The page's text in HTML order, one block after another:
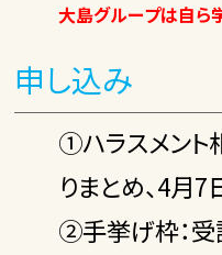
大島グループは自ら
申し込み
①ハラスメント
りまとめ、4月7
②手挙げ枠：受